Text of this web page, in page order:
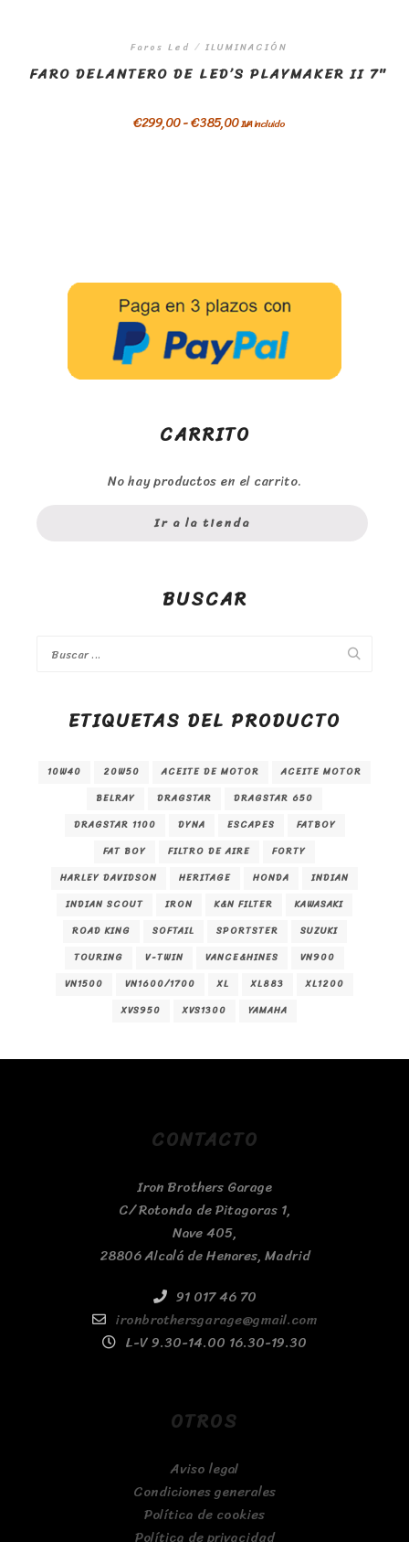
Faros Led / ILUMINACIÓN
FARO DELANTERO DE LED’S PLAYMAKER II 7″
€299,00-€385,00IVA incluido
CARRITO
No hay productos en el carrito.
Ir a la tienda
BUSCAR
ETIQUETAS DEL PRODUCTO
10W40 20W50 ACEITE DE MOTOR
ACEITE MOTOR
BELRAY
DRAGSTAR
DRAGSTAR 650
DRAGSTAR 1100
DYNA ESCAPES
FATBOY
FAT BOY
FILTRO DE AIRE
FORTY
HARLEY DAVIDSON
HERITAGE HONDA
INDIAN
INDIAN SCOUT
IRON K&N FILTER
KAWASAKI
ROAD KING
SOFTAIL SPORTSTER
SUZUKI
TOURING
V-TWIN VANCE&HINES
VN900
VN1500
VN1600/1700 XL XL883
XL1200
XVS950
XVS1300 YAMAHA
CONTACTO
Iron Brothers Garage
C/ Rotonda de Pitagoras 1,
Nave 405,
28806 Alcalá de Henares, Madrid
91 017 46 70
ironbrothersgarage@gmail.com
L-V 9.30-14.00 16.30-19.30
OTROS
Aviso legal
Condiciones generales
Política de cookies